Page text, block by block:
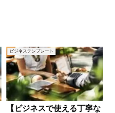
ビジネステンプレート
【ビジネスで使える丁寧な